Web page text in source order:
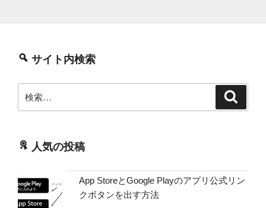
サイト内検索
索:
人気の投稿
App StoreとGoogle Playのアプリ公式リン
クボタンを出す方法